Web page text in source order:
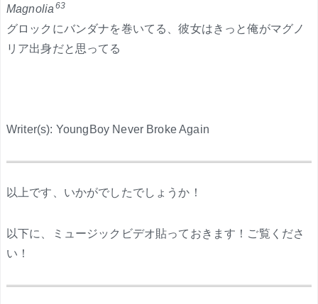
Magnolia 63
グロックにバンダナを巻いてる、彼女はきっと俺がマグノ
リア出身だと思ってる
Writer(s): YoungBoy Never Broke Again
以上です、いかがでしたでしょうか！
以下に、ミュージックビデオ貼っておきます！ご覧くださ
い！